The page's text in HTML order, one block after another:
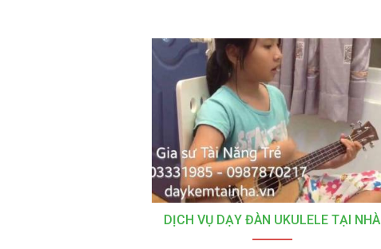
DỊCH VỤ DẠY ĐÀN UKULELE TẠI NHÀ